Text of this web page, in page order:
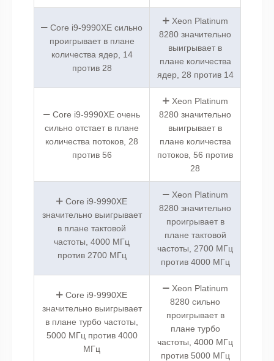
Core i9-9990XE сильно
проигрывает в плане
количества ядер, 14
против 28
Xeon Platinum
8280 значительно
выигрывает в
плане количества
ядер, 28 против 14
Core i9-9990XE очень
сильно отстает в плане
количества потоков, 28
против 56
Xeon Platinum
8280 значительно
выигрывает в
плане количества
потоков, 56 против
28
Core i9-9990XE
значительно выигрывает
в плане тактовой
частоты, 4000 МГц
против 2700 МГц
Xeon Platinum
8280 значительно
проигрывает в
плане тактовой
частоты, 2700 МГц
против 4000 МГц
Core i9-9990XE
значительно выигрывает
в плане турбо частоты,
5000 МГц против 4000
МГц
Xeon Platinum
8280 сильно
проигрывает в
плане турбо
частоты, 4000 МГц
против 5000 МГц